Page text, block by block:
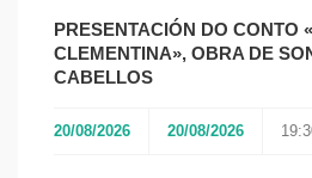
PRESENTACIÓN DO CONTO
CLEMENTINA», OBRA DE
CABELLOS
20/08/2026 20/08/2026